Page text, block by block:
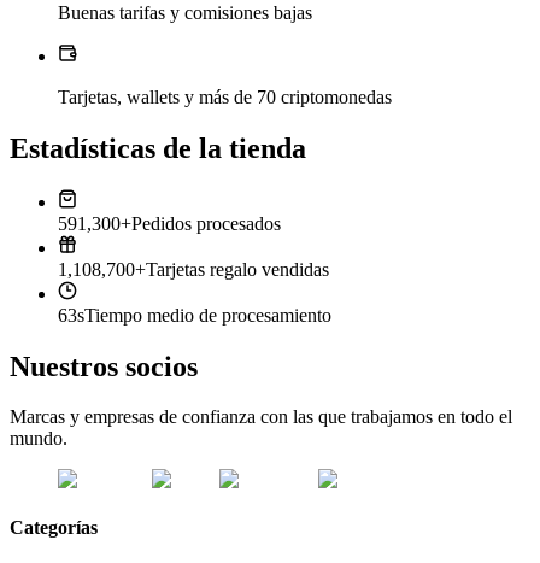
Buenas tarifas y comisiones bajas
Tarjetas, wallets y más de 70 criptomonedas
Estadísticas de la tienda
591,300+Pedidos procesados
1,108,700+Tarjetas regalo vendidas
63sTiempo medio de procesamiento
Nuestros socios
Marcas y empresas de confianza con las que trabajamos en todo el
mundo.
Categorías